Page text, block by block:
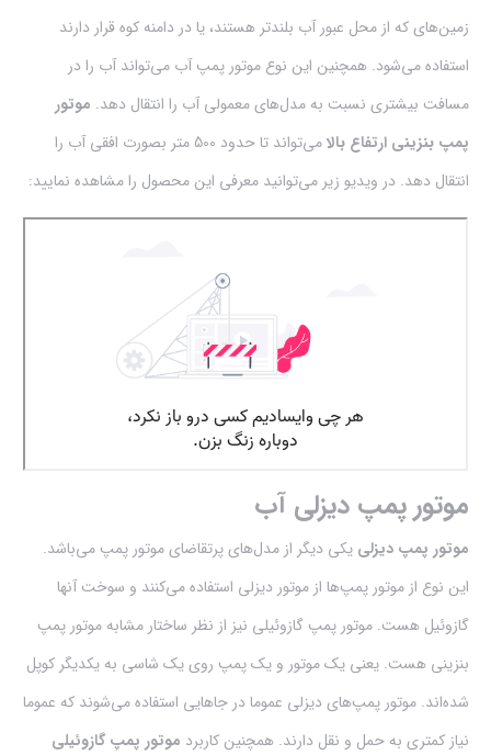
زمین‌های که از محل عبور آب بلند‌تر هستند، یا در دامنه کوه‌ قرار دارند
استفاده می‌شود. همچنین این نوع موتور پمپ آب می‌تواند آب را در
مسافت‌ بیشتری نسبت به مدل‌های معمولی آب را انتقال دهد. موتور
پمپ بنزینی ارتفاع بالا
می‌تواند تا حدود 500 متر بصورت افقی آب را
انتقال دهد. در ویدیو زیر می‌توانید معرفی این محصول را مشاهده نمایید:
موتور پمپ دیزلی آب
موتور پمپ‌ دیزلی یکی دیگر از مدل‌های پرتقاضای موتور پمپ می‌باشد.
این نوع از موتور پمپ‌ها از موتور دیزلی استفاده می‌کنند و سوخت آنها
گازوئیل هست. موتور پمپ گازوئیلی نیز از نظر ساختار مشابه موتور پمپ
بنزینی هست. یعنی یک موتور و یک پمپ روی یک شاسی به یکدیگر کوپل
شده‌اند. موتور پمپ‌های دیزلی عموما در جاهایی استفاده‌ می‌شوند که عموما
نیاز کمتری به حمل و نقل دارند. همچنین کاربرد موتور پمپ‌ گازوئیلی